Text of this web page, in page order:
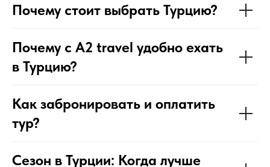
Почему стоит выбрать Турцию?
Почему с A2 travel удобно ехать
в Турцию?
Как забронировать и оплатить
тур?
Сезон в Турции: Когда лучше